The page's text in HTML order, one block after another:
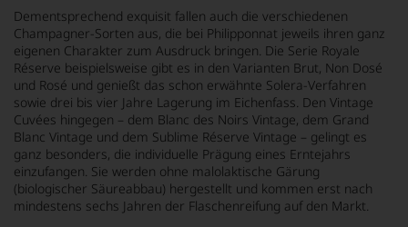
Dementsprechend exquisit fallen auch die verschiedenen
Champagner-Sorten aus, die bei Philipponnat jeweils ihren ganz
eigenen Charakter zum Ausdruck bringen. Die Serie Royale
Réserve beispielsweise gibt es in den Varianten Brut, Non Dosé
und Rosé und genießt das schon erwähnte Solera-Verfahren
sowie drei bis vier Jahre Lagerung im Eichenfass. Den Vintage
Cuvées hingegen – dem Blanc des Noirs Vintage, dem Grand
Blanc Vintage und dem Sublime Réserve Vintage – gelingt es
ganz besonders, die individuelle Prägung eines Erntejahrs
einzufangen. Sie werden ohne malolaktische Gärung
(biologischer Säureabbau) hergestellt und kommen erst nach
mindestens sechs Jahren der Flaschenreifung auf den Markt.